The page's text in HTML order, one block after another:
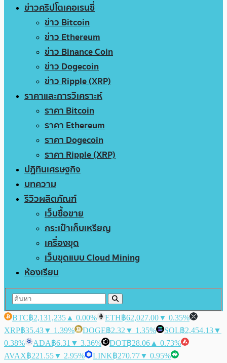
ข่าวคริปโตเคอเรนซี่
ข่าว Bitcoin
ข่าว Ethereum
ข่าว Binance Coin
ข่าว Dogecoin
ข่าว Ripple (XRP)
ราคาและการวิเคราะห์
ราคา Bitcoin
ราคา Ethereum
ราคา Dogecoin
ราคา Ripple (XRP)
ปฏิทินเศรษฐกิจ
บทความ
รีวิวผลิตภัณฑ์
เว็บซื้อขาย
กระเป๋าเก็บเหรียญ
เครื่องขุด
เว็บขุดแบบ Cloud Mining
ห้องเรียน
BTC฿2,131,235 ▲ 0.00% ETH฿62,027.00▼ 0.35%
XRP฿35.43▼ 1.39% DOGE฿2.32 ▼ 1.35% SOL฿2,454.13▼
0.38%
ADA฿6.31 ▼ 3.36% DOT฿28.06 ▲ 0.73%
AVAX฿221.55▼ 2.95% LINK฿270.77▼ 0.95%